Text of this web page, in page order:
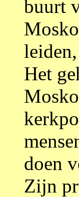
buurt
Het
doen
Zijn